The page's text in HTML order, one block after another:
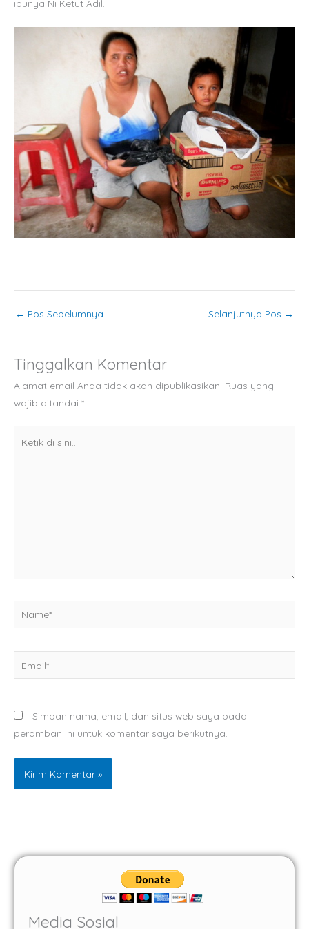
ibunya Ni Ketut Adil.
← Pos Sebelumnya Selanjutnya Pos →
Tinggalkan Komentar
Alamat email Anda tidak akan dipublikasikan. Ruas yang
wajib ditandai *
Simpan nama, email, dan situs web saya pada
peramban ini untuk komentar saya berikutnya.
Media Sosial